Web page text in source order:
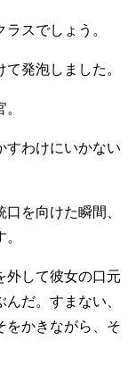
スでしょう。
発泡しました。
すわけにいかない
を向けた瞬間、
外して彼女の口元
だ。すまない、
をかきながら、そ